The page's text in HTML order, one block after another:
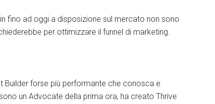
fino ad oggi a disposizione sul mercato non sono
per ottimizzare il funnel di marketing.
Builder forse più performante che conosca e
un Advocate della prima ora, ha creato Thrive